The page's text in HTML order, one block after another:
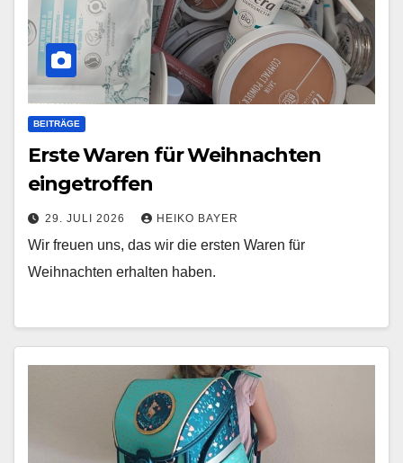
BEITRÄGE
Erste Waren für Weihnachten
eingetroffen
29. JULI 2026 HEIKO BAYER
Wir freuen uns, das wir die ersten Waren für
Weihnachten erhalten haben.